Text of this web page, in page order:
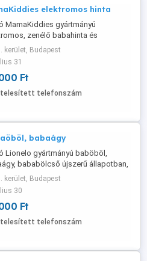
elektromos hinta
MamaKiddies gyártmányú
zenélő babahinta és
távirányítóval, dobozzal,
együtt.
kerület, Budapest
31
Ft
telefonszám
babaágy
Lionelo gyártmányú baböböl,
bababölcső újszerű állapotban,
dobozzal együtt.
kerület, Budapest
30
Ft
telefonszám